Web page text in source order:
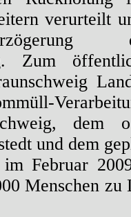
verurteilt
Zum
dem
und dem
Februar
Menschen